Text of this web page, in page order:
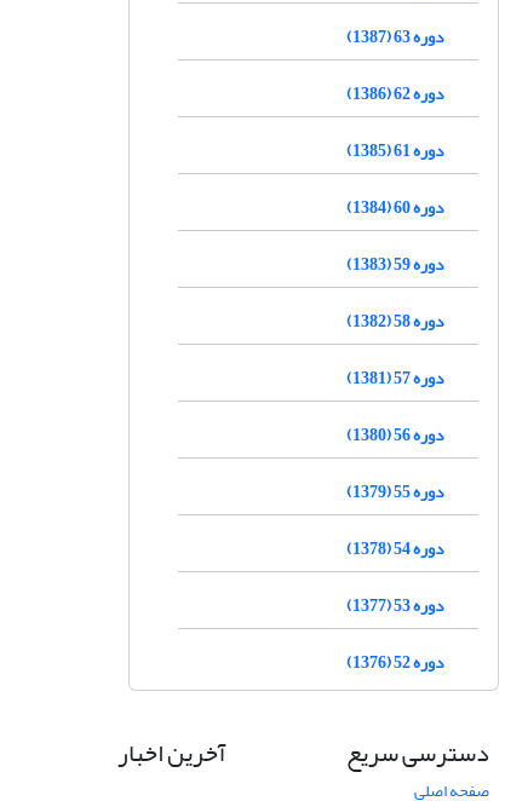
دوره 63 (1387)
دوره 62 (1386)
دوره 61 (1385)
دوره 60 (1384)
دوره 59 (1383)
دوره 58 (1382)
دوره 57 (1381)
دوره 56 (1380)
دوره 55 (1379)
دوره 54 (1378)
دوره 53 (1377)
دوره 52 (1376)
دسترسی سریع
صفحه اصلی
آخرین اخبار